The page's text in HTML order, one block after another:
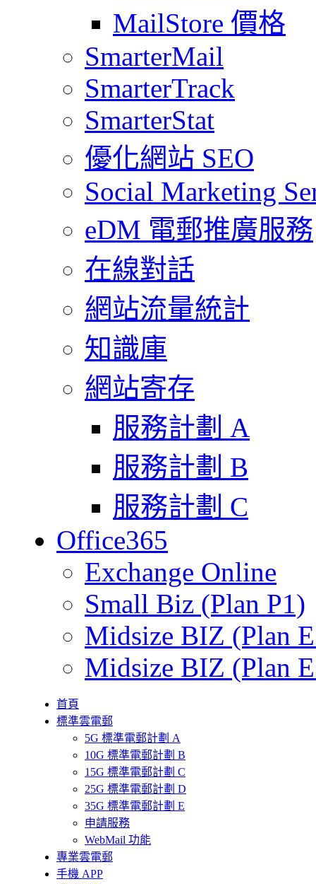
MailStore 價格
SmarterMail
SmarterTrack
SmarterStat
優化網站 SEO
Social Marketing
eDM 電郵推廣服務
在線對話
網站流量統計
知識庫
網站寄存
服務計劃 A
服務計劃 B
服務計劃 C
Office365
Exchange Online
Small Biz (Plan P1)
Midsize BIZ (Plan
Midsize BIZ (Plan
首頁
標準雲電郵
5G 標準電郵計劃 A
10G 標準電郵計劃 B
15G 標準電郵計劃 C
25G 標準電郵計劃 D
35G 標準電郵計劃 E
申請服務
WebMail 功能
專業雲電郵
手機 APP